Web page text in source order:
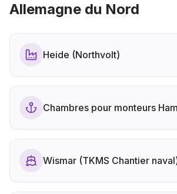
Allemagne du Nord
Heide (Northvolt)
Chambres pour monteurs
Wismar (TKMS Chantier